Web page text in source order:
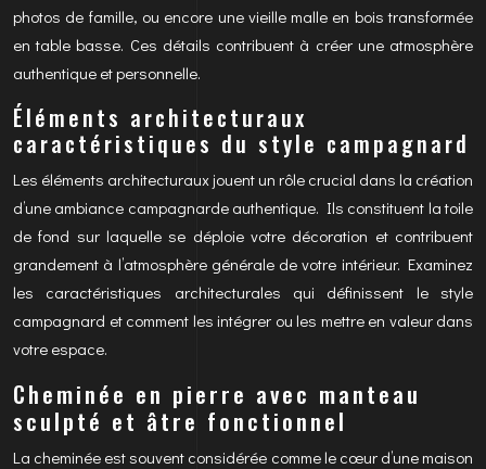
photos de famille, ou encore une vieille malle en bois transformée
en table basse. Ces détails contribuent à créer une atmosphère
authentique et personnelle.
Éléments architecturaux
caractéristiques du style campagnard
Les éléments architecturaux jouent un rôle crucial dans la création
d’une ambiance campagnarde authentique. Ils constituent la toile
de fond sur laquelle se déploie votre décoration et contribuent
grandement à l’atmosphère générale de votre intérieur. Examinez
les caractéristiques architecturales qui définissent le style
campagnard et comment les intégrer ou les mettre en valeur dans
votre espace.
Cheminée en pierre avec manteau
sculpté et âtre fonctionnel
La cheminée est souvent considérée comme le cœur d’une maison